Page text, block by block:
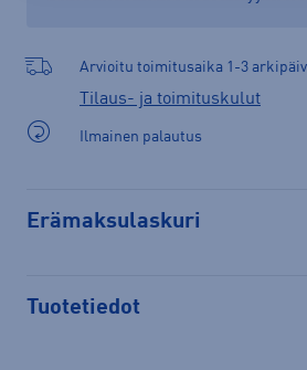
Arvioitu toimitusaika 1-3
Tilaus- ja toimituskulut
Ilmainen palautus
Erämaksulaskuri
Tuotetiedot